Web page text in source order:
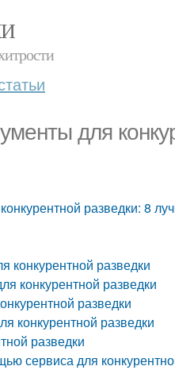
для
разведки: 8
конкурентной разведки
конкурентной разведки
разведки
конкурентной разведки
разведки
сервиса для